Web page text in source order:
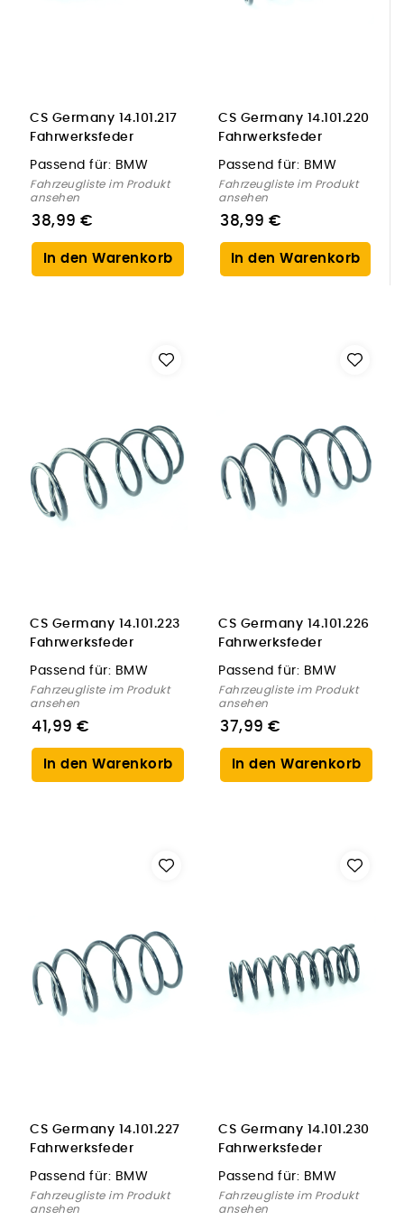
CS Germany 14.101.217
Fahrwerksfeder
Hinterachse für BMW
Passend für: BMW
Fahrzeugliste im Produkt
ansehen
38,99 €
In den Warenkorb
CS Germany 14.101.220
Fahrwerksfeder
Vorderachse für BMW
Passend für: BMW
Fahrzeugliste im Produkt
ansehen
38,99 €
In den Warenkorb
CS Germany 14.101.223
Fahrwerksfeder
Vorderachse für BMW
Passend für: BMW
Fahrzeugliste im Produkt
ansehen
41,99 €
In den Warenkorb
CS Germany 14.101.226
Fahrwerksfeder
Vorderachse für BMW
Passend für: BMW
Fahrzeugliste im Produkt
ansehen
37,99 €
In den Warenkorb
CS Germany 14.101.227
Fahrwerksfeder
Vorderachse für BMW
Passend für: BMW
Fahrzeugliste im Produkt
ansehen
CS Germany 14.101.230
Fahrwerksfeder
Hinterachse für BMW
Passend für: BMW
Fahrzeugliste im Produkt
ansehen